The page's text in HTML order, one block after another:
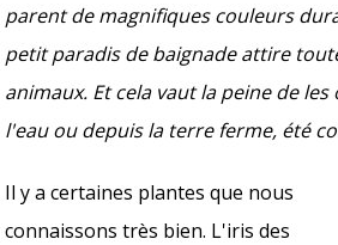
parent de magnifiques couleurs
petit paradis de baignade attire
animaux. Et cela vaut la peine de
l'eau ou depuis la terre ferme, été
Il y a certaines plantes que nous
connaissons très bien. L'iris des